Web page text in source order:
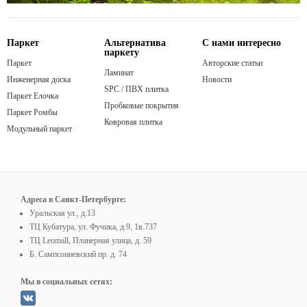
Паркет
Паркет
Инженерная доска
Паркет Елочка
Паркет Ромбы
Модульный паркет
Альтернатива
паркету
Ламинат
SPC / ПВХ плитка
Пробковые покрытия
Ковровая плитка
С нами интересно
Авторские статьи
Новости
Адреса в Санкт-Петербурге:
Уральская ул., д.13
ТЦ Кубатура, ул. Фучика, д.9, 1в.737
ТЦ Leomall, Планерная улица, д. 59
Б. Сампсониевский пр. д. 74
Мы в социальных сетях: